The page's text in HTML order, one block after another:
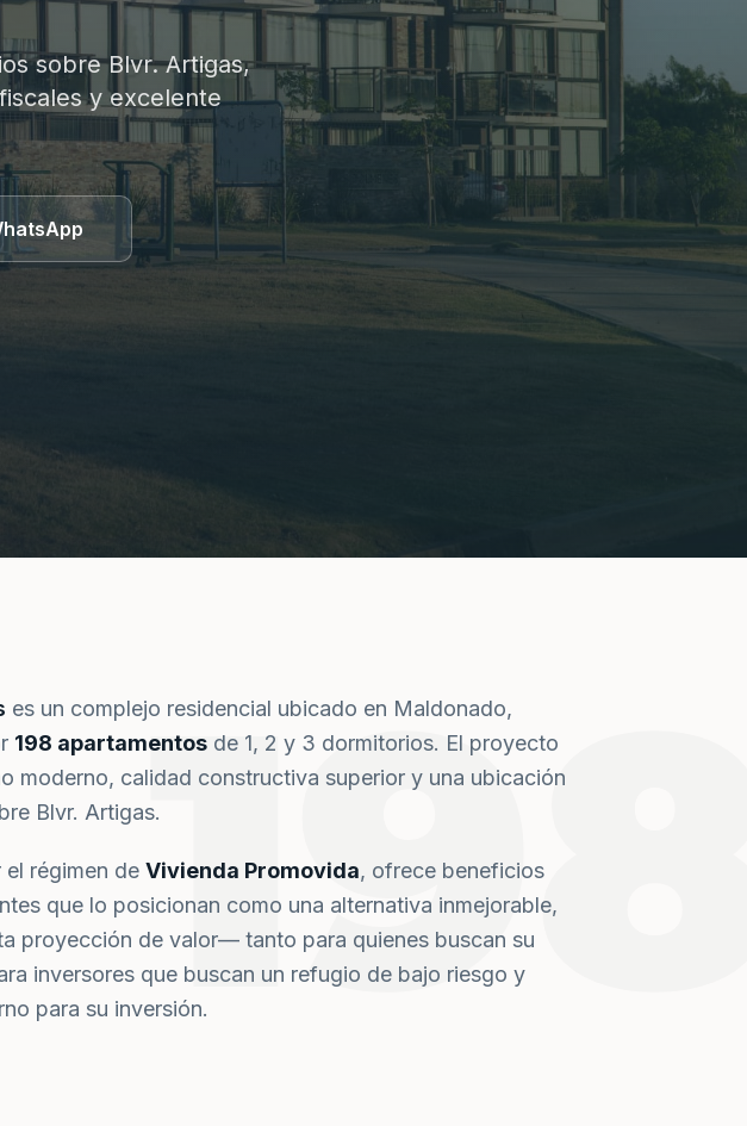
sobre Blvr. Artigas,
y excelente
es un complejo residencial ubicado en Maldonado,
198 apartamentos de 1, 2 y 3 dormitorios. El proyecto
moderno, calidad constructiva superior y una ubicación
Blvr. Artigas.
régimen de Vivienda Promovida, ofrece beneficios
que lo posicionan como una alternativa inmejorable,
proyección de valor— tanto para quienes buscan su
inversores que buscan un refugio de bajo riesgo y
para su inversión.